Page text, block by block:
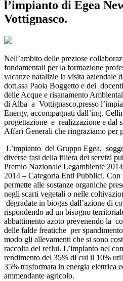
l’impianto di Egea
Vottignasco.
Nell’ambito delle preziose
fondamentali per la formazione
vacanze natalizie la visita aziendale
dott.ssa Paola Boggetto e dei
delle Acque e risanamento
di Alba a Vottignasco,presso
Energy, accompagnati dall’ing.
progettazione e realizzazione e dal
Affari Generali che ringraziamo per
L’impianto del Gruppo Egea,
diverse fasi della filiera dei servizi
Premio Nazionale Legambiente
2014 – Categoria Enti Pubblici.
permette alle sostanze organiche
negli scarti vegetali o nelle
degradate in biogas dall’azione di
rispondendo ad un bisogno
abbattimento azoto prevenendo la
delle falde freatiche per
modo gli allevamenti che si sono
raccolta dei reflui. L’impianto nel
rendimento del 35% di cui il 10%
35% trasformata in energia elettrica
ammendante agricolo.